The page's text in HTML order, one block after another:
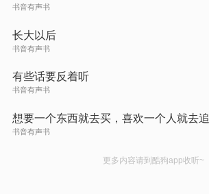
书音有声书
长大以后
书音有声书
有些话要反着听
书音有声书
想要一个东西就去买，喜欢一个人就去追
书音有声书
更多内容请到酷狗app收听~